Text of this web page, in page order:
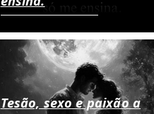
Tesão, sexo e paixão a